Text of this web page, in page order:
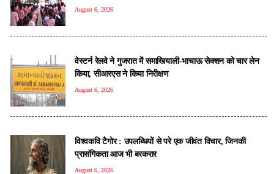
August 6, 2026
वेस्टर्न रेलवे ने गुजरात में समाखियाली-भाचाऊ सेक्शन को चार लेन
किया, सीआरएस ने किया निरीक्षण
August 6, 2026
विश्वकवि टैगोर : उपलब्धियों से परे एक जीवंत विचार, जिनकी
प्रासंगिकता आज भी बरकरार
August 6, 2026